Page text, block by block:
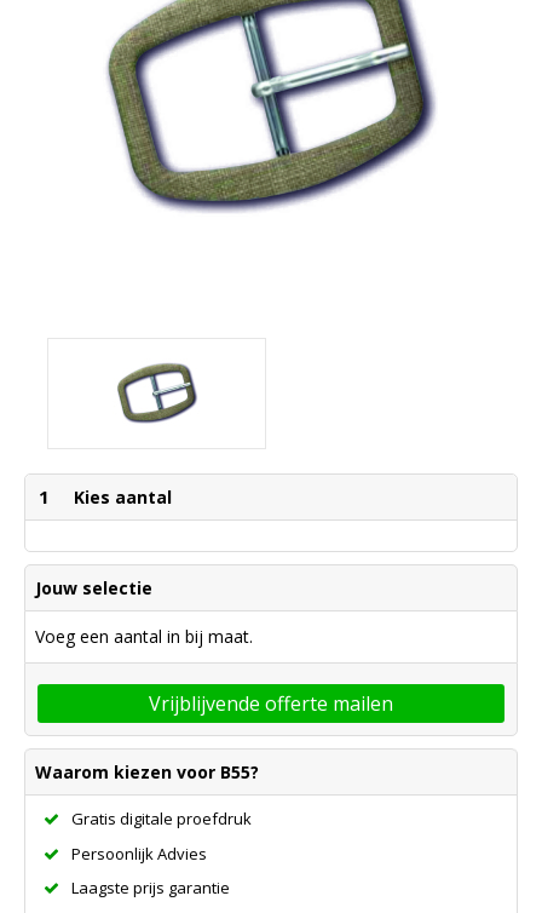
1 Kies aantal
Jouw selectie
Voeg een aantal in bij maat.
Vrijblijvende offerte mailen
Waarom kiezen voor B55?
Gratis digitale proefdruk
Persoonlijk Advies
Laagste prijs garantie